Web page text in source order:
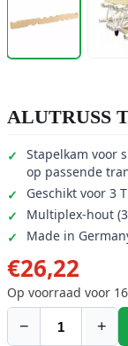
ALUTRUSS
Stapelkam voor
op passende
Geschikt voor 3
Multiplex-hout
Made in
€26,22
Op voorraad voor
−
ALUTRUSS
+